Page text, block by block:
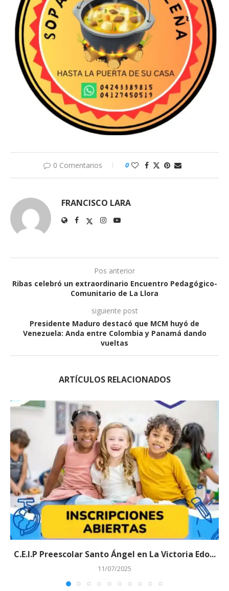
0 Comentarios 0
FRANCISCO LARA
Pos anterior
Ribas celebró un extraordinario Encuentro Pedagógico-
Comunitario de La Llora
siguiente post
Presidente Maduro destacó que MCM huyó de
Venezuela: Anda entre Colombia y Panamá dando
vueltas
ARTÍCULOS RELACIONADOS
C.E.I.P Preescolar Santo Ángel en La Victoria Edo...
11/07/2025